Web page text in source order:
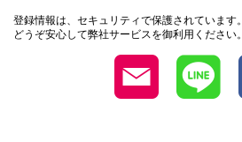
登録情報は、セキュリティで保護されています。
どうぞ安心して弊社サービスを御利用ください。